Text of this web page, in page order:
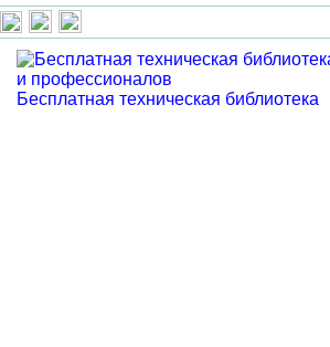
Бесплатная техническая библиотека